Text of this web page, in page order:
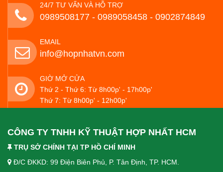
24/7 TƯ VẤN VÀ HỖ TRỢ
0989508177 - ‭0989058458‬ - 0902874849
EMAIL
info@hopnhatvn.com
GIỜ MỞ CỬA
Thứ 2 - Thứ 6: Từ 8h00p' - 17h00p'
Thứ 7: Từ 8h00p' - 12h00p'
CÔNG TY TNHH KỸ THUẬT HỢP NHẤT HCM
TRỤ SỞ CHÍNH TẠI TP HỒ CHÍ MINH
Đ/C ĐKKD: 99 Điện Biên Phủ, P. Tân Định, TP. HCM.